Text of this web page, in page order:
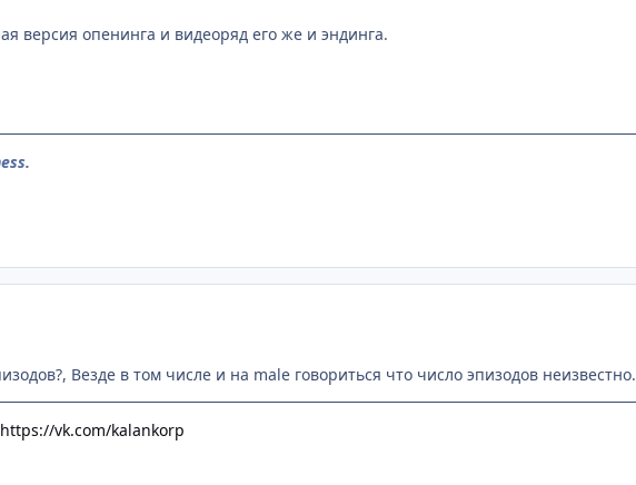
версия опенинга и видеоряд его же и эндинга.
Везде в том числе и на male говориться что число эпизодов неизвестно.
https://vk.com/kalankorp